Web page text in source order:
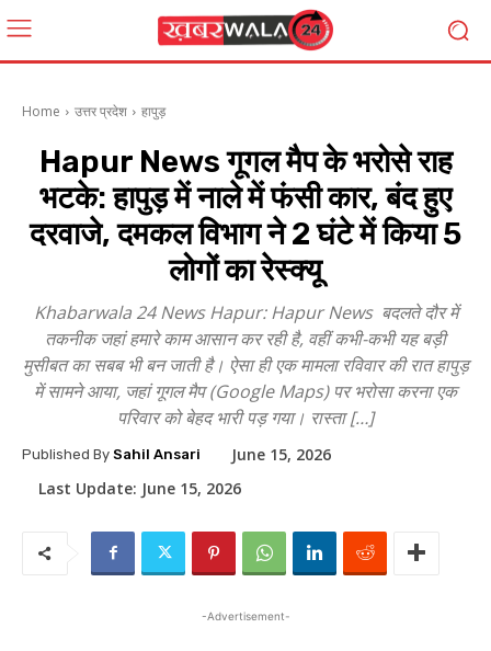
Home उत्तर प्रदेश हापुड़
Hapur News गूगल मैप के भरोसे राह
भटके: हापुड़ में नाले में फंसी कार, बंद हुए
दरवाजे, दमकल विभाग ने 2 घंटे में किया 5
लोगों का रेस्क्यू
Khabarwala 24 News Hapur: Hapur News बदलते दौर में
तकनीक जहां हमारे काम आसान कर रही है, वहीं कभी-कभी यह बड़ी
मुसीबत का सबब भी बन जाती है। ऐसा ही एक मामला रविवार की रात हापुड़
में सामने आया, जहां गूगल मैप (Google Maps) पर भरोसा करना एक
परिवार को बेहद भारी पड़ गया। रास्ता […]
Published By Sahil Ansari
June 15, 2026
Last Update: June 15, 2026
-Advertisement-